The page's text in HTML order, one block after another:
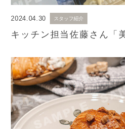
2024.04.30 スタッフ紹介
キッチン担当佐藤さん「